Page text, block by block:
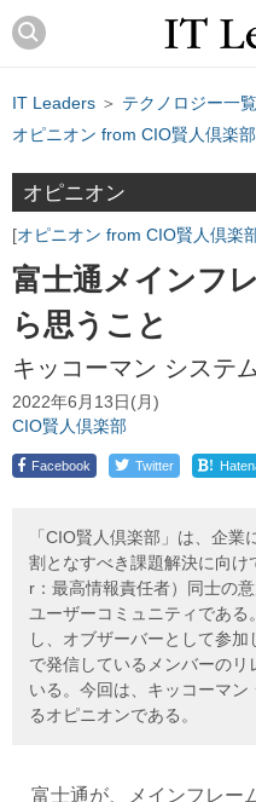
IT Leaders ＞ テクノロジー一覧
オピニオン from CIO賢人倶楽部
オピニオン
オピニオン from CIO賢人倶楽
富士通メインフ
ら思うこと
キッコーマン システ
2022年6月13日(月)
CIO賢人倶楽部
Facebook Twitter !
「CIO賢人倶楽部」は、企
割となすべき課題解決に向
r：最高情報責任者）同士の
ユーザーコミュニティであ
し、オブザーバーとして参
で発信しているメンバーの
いる。今回は、キッコーマン
るオピニオンである。
富士通が、メインフレー